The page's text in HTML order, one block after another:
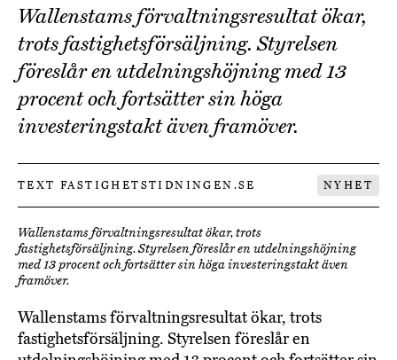
Wallenstams förvaltningsresultat ökar,
trots fastighetsförsäljning. Styrelsen
föreslår en utdelningshöjning med 13
procent och fortsätter sin höga
investeringstakt även framöver.
TEXT FASTIGHETSTIDNINGEN.SE NYHET
Wallenstams förvaltningsresultat ökar, trots
fastighetsförsäljning. Styrelsen föreslår en utdelningshöjning
med 13 procent och fortsätter sin höga investeringstakt även
framöver.
Wallenstams förvaltningsresultat ökar, trots
fastighetsförsäljning. Styrelsen föreslår en